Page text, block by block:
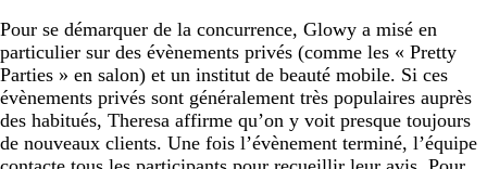
Pour se démarquer de la concurrence, Glowy a misé en
particulier sur des évènements privés (comme les « Pretty
Parties » en salon) et un institut de beauté mobile. Si ces
évènements privés sont généralement très populaires auprès
des habitués, Theresa affirme qu’on y voit presque toujours
de nouveaux clients. Une fois l’évènement terminé, l’équipe